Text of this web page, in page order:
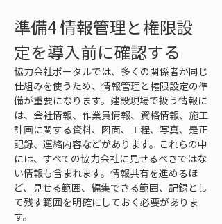
準備4 情報管理と権限設
定を導入前に確認する
協力会社ポータルでは、多くの関係者が同じ
仕組みを使うため、情報管理と権限設定の準
備が重要になります。建設現場で扱う情報に
は、会社情報、作業員情報、資格情報、施工
計画に関する資料、図面、工程、写真、是正
記録、連絡内容などがあります。これらの中
には、すべての協力会社に見せるべきではな
い情報も含まれます。情報共有を進めるほ
ど、見せる範囲、編集できる範囲、記録とし
て残す範囲を明確にしておく必要がありま
す。